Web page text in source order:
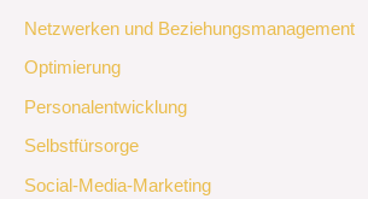
Netzwerken und Beziehungsmanagement
Optimierung
Personalentwicklung
Selbstfürsorge
Social-Media-Marketing